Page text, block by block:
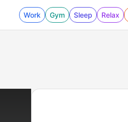
Work Gym Sleep Relax